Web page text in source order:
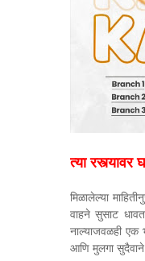
त्या
मिळालेल्या
वाहने सुसाट
नाल्याजवळही एक
आणि मुलगा